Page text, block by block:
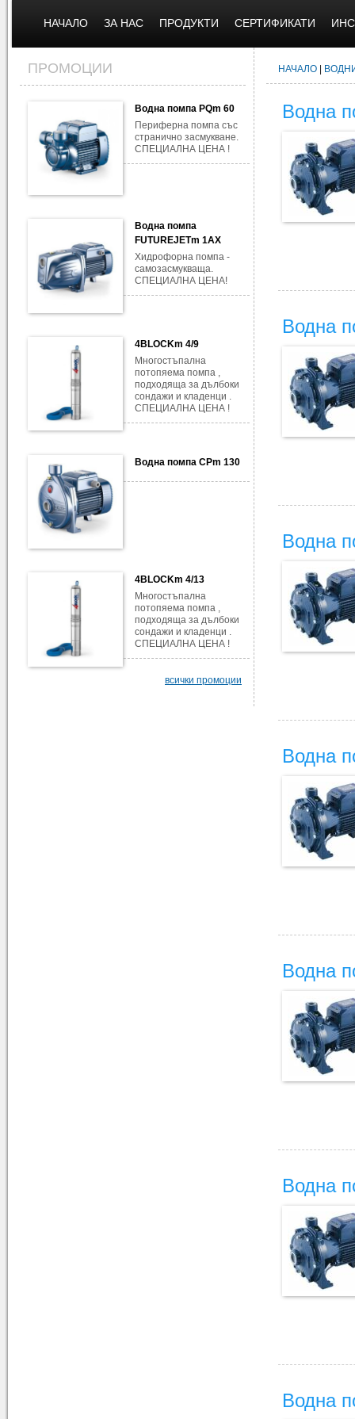
НАЧАЛО ЗА НАС ПРОДУКТИ СЕРТИФИКАТИ
ПРОМОЦИИ
Водна помпа PQm 60
Периферна помпа със
странично засмукване.
СПЕЦИАЛНА ЦЕНА !
Водна помпа
FUTUREJETm 1AX
Хидрофорна помпа -
самозасмукваща.
СПЕЦИАЛНА ЦЕНА!
4BLOCKm 4/9
Многостъпална
потопяема помпа ,
подходяща за дълбоки
сондажи и кладенци .
СПЕЦИАЛНА ЦЕНА !
Водна помпа CPm 130
4BLOCKm 4/13
Многостъпална
потопяема помпа ,
подходяща за дълбоки
сондажи и кладенци .
СПЕЦИАЛНА ЦЕНА !
всички промоции
НАЧАЛО
Водна
Водна
Водна
Водна
Водна
Водна
Водна